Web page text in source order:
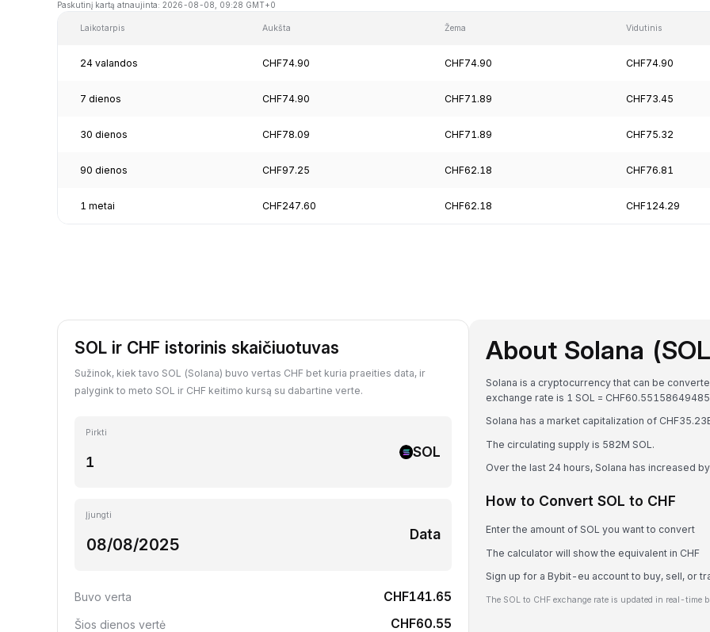
Paskutinį kartą atnaujinta: 2026-08-08, 09:28 GMT+0
Laikotarpis Aukšta Žema Vidutinis
24 valandos CHF74.90 CHF74.90 CHF74.90
7 dienos CHF74.90 CHF71.89 CHF73.45
30 dienos CHF78.09 CHF71.89 CHF75.32
90 dienos CHF97.25 CHF62.18 CHF76.81
1 metai CHF247.60 CHF62.18 CHF124.29
SOL ir CHF istorinis skaičiuotuvas
Sužinok, kiek tavo SOL (Solana) buvo vertas CHF bet kuria praeities data, ir
palygink to meto SOL ir CHF keitimo kursą su dabartine verte.
Pirkti
SOL
Įjungti
Data
Buvo verta CHF141.65
Šios dienos vertė CHF60.55
About Solana
Solana is a cryptocurrency that can be
exchange rate is 1 SOL =
Solana has a market capitalization of
The circulating supply is 582M SOL.
Over the last 24 hours, Solana has increased
How to Convert SOL to CHF
Enter the amount of SOL you want to convert
The calculator will show the equivalent in CHF
Sign up for a Bybit-eu account to buy, sell, or
The SOL to CHF exchange rate is updated in real-time